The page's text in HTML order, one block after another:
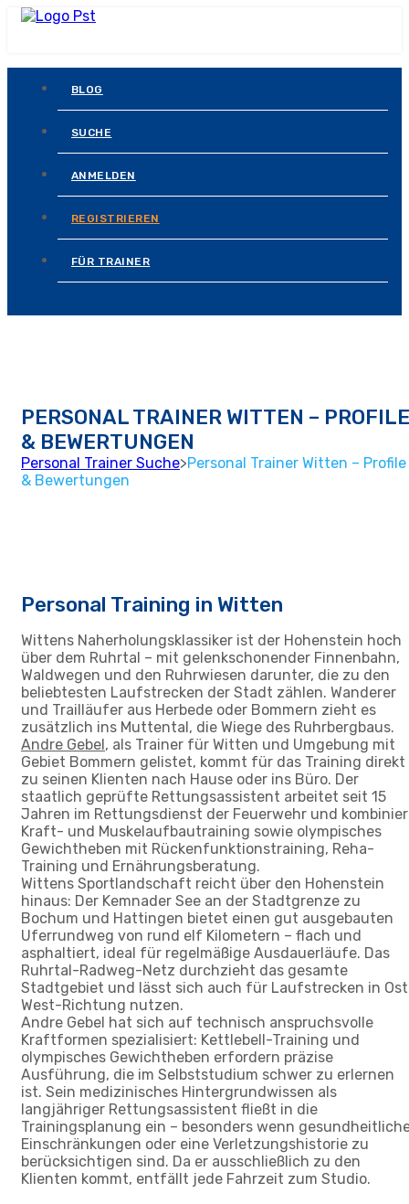
BLOG
SUCHE
ANMELDEN
REGISTRIEREN
FÜR TRAINER
PERSONAL TRAINER WITTEN – PROFILE
& BEWERTUNGEN
Personal Trainer Suche>Personal Trainer Witten – Profile
& Bewertungen
Personal Training in Witten
Wittens Naherholungsklassiker ist der Hohenstein hoch
über dem Ruhrtal – mit gelenkschonender Finnenbahn,
Waldwegen und den Ruhrwiesen darunter, die zu den
beliebtesten Laufstrecken der Stadt zählen. Wanderer
und Trailläufer aus Herbede oder Bommern zieht es
zusätzlich ins Muttental, die Wiege des Ruhrbergbaus.
Andre Gebel, als Trainer für Witten und Umgebung mit
Gebiet Bommern gelistet, kommt für das Training direkt
zu seinen Klienten nach Hause oder ins Büro. Der
staatlich geprüfte Rettungsassistent arbeitet seit 15
Jahren im Rettungsdienst der Feuerwehr und
Kraft- und Muskelaufbautraining sowie olympisches
Gewichtheben mit Rückenfunktionstraining, Reha-
Training und Ernährungsberatung.
Wittens Sportlandschaft reicht über den Hohenstein
hinaus: Der Kemnader See an der Stadtgrenze zu
Bochum und Hattingen bietet einen gut ausgebauten
Uferrundweg von rund elf Kilometern – flach und
asphaltiert, ideal für regelmäßige Ausdauerläufe. Das
Ruhrtal-Radweg-Netz durchzieht das gesamte
Stadtgebiet und lässt sich auch für Laufstrecken in
West-Richtung nutzen.
Andre Gebel hat sich auf technisch anspruchsvolle
Kraftformen spezialisiert: Kettlebell-Training und
olympisches Gewichtheben erfordern präzise
Ausführung, die im Selbststudium schwer zu erlernen
ist. Sein medizinisches Hintergrundwissen als
langjähriger Rettungsassistent fließt in die
Trainingsplanung ein – besonders wenn
Einschränkungen oder eine Verletzungshistorie zu
berücksichtigen sind. Da er ausschließlich zu den
Klienten kommt, entfällt jede Fahrzeit zum Studio.